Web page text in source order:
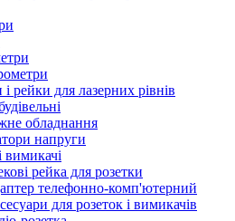
рейки для лазерних рівнів
обладнання
напруги
вимикачі
рейка для розетки
телефонно-комп'ютерний
для розеток і вимикачів